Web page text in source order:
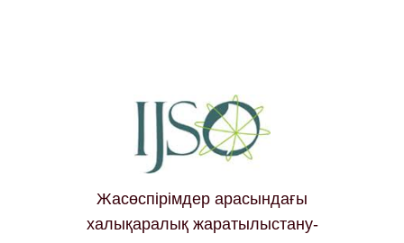
Жасөспірімдер арасындағы
халықаралық жаратылыстану-